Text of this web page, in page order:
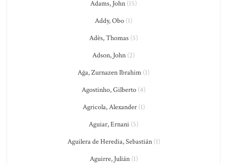
Adams, John (15)
Addy, Obo (1)
Adès, Thomas (5)
Adson, John (2)
Ağa, Zurnazen Ibrahim (1)
Agostinho, Gilberto (4)
Agricola, Alexander(1)
Aguiar, Ernani (5)
Aguilera de Heredia, Sebastián(1)
Aguirre, Julián(1)